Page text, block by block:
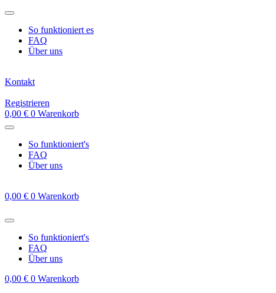
Zum
springenSo funktioniert es
FAQ
Über uns
Kontakt
Registrieren
0,00 € 0 Warenkorb
So funktioniert's
FAQ
Über uns
0,00 € 0 Warenkorb
So funktioniert's
FAQ
Über uns
0,00 € 0 Warenkorb